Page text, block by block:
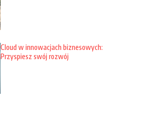
Cloud w innowacjach biznesowych:
Przyspiesz swój rozwój